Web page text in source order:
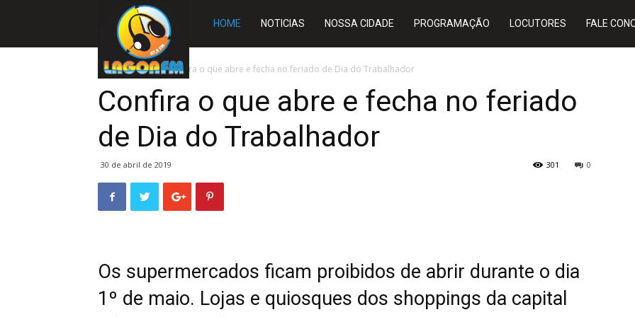
Rádio
Lagoa
FM
HOME NOTICIAS NOSSA CIDADE PROGRAMAÇÃO LOCUTORES FALE
Início SLIDE Confira o que abre e fecha no feriado de Dia do Trabalhador
Confira o que abre e fecha no feriado
de Dia do Trabalhador
30 de abril de 2019 0
301
Os supermercados ficam proibidos de abrir durante o dia
1º de maio. Lojas e quiosques dos shoppings da capital